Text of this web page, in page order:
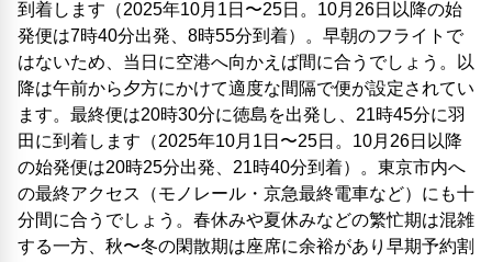
到着します（2025年10月1日〜25日。10月26日以降の始
発便は7時40分出発、8時55分到着）。早朝のフライトで
はないため、当日に空港へ向かえば間に合うでしょう。以
降は午前から夕方にかけて適度な間隔で便が設定されてい
ます。最終便は20時30分に徳島を出発し、21時45分に羽
田に到着します（2025年10月1日〜25日。10月26日以降
の始発便は20時25分出発、21時40分到着）。東京市内へ
の最終アクセス（モノレール・京急最終電車など）にも十
分間に合うでしょう。春休みや夏休みなどの繁忙期は混雑
する一方、秋〜冬の閑散期は座席に余裕があり早期予約割